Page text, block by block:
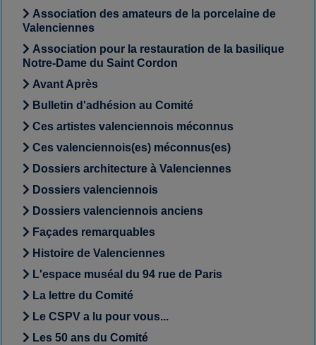
Association des amateurs de la porcelaine de
Valenciennes
Association pour la restauration de la basilique
Notre-Dame du Saint Cordon
Avant Après
Bulletin d'adhésion au Comité
Ces artistes valenciennois méconnus
Ces valenciennois(es) méconnus(es)
Dossiers architecture à Valenciennes
Dossiers valenciennois
Dossiers valenciennois anciens
Façades remarquables
Histoire de Valenciennes
L'espace muséal du 94 rue de Paris
La lettre du Comité
Le CSPV a lu pour vous...
Les 50 ans du Comité